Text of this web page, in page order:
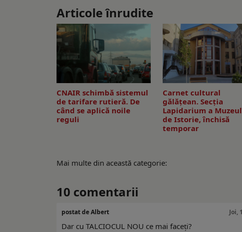
Articole înrudite
CNAIR schimbă sistemul
de tarifare rutieră. De
când se aplică noile
reguli
Carnet cultural
gălăţean. Secţia
Lapidarium a
de Istorie, închisă
temporar
Mai multe din această categorie:
10 comentarii
postat de Albert Joi,
Dar cu TALCIOCUL NOU ce mai faceți?